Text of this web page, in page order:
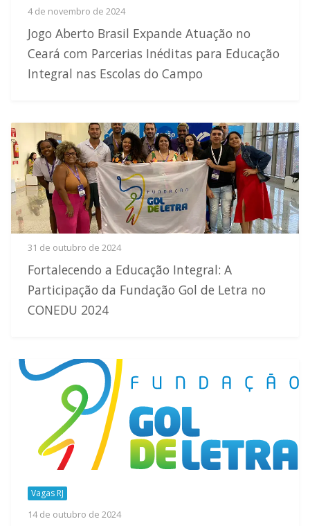
4 de novembro de 2024
Jogo Aberto Brasil Expande Atuação no
Ceará com Parcerias Inéditas para Educação
Integral nas Escolas do Campo
31 de outubro de 2024
Fortalecendo a Educação Integral: A
Participação da Fundação Gol de Letra no
CONEDU 2024
Vagas RJ
14 de outubro de 2024